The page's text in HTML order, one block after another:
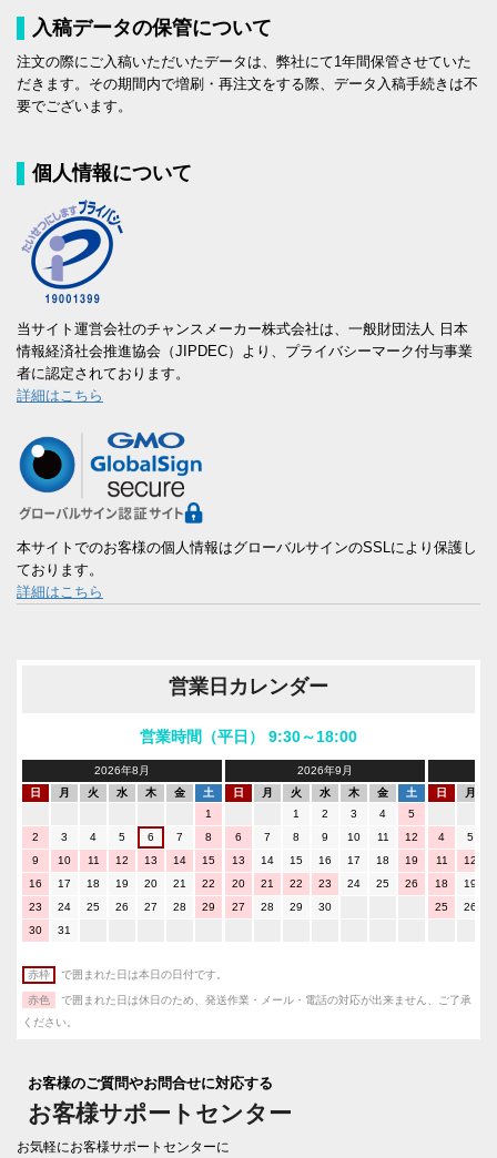
入稿データの保管について
注文の際にご入稿いただいたデータは、弊社にて1年間保管させていた
だきます。その期間内で増刷・再注文をする際、データ入稿手続きは不
要でございます。
個人情報について
当サイト運営会社のチャンスメーカー株式会社は、一般財団法人 日本
情報経済社会推進協会（JIPDEC）より、プライバシーマーク付与事業
者に認定されております。
詳細はこちら
本サイトでのお客様の個人情報はグローバルサインのSSLにより保護し
ております。
詳細はこちら
営業日カレンダー
営業時間（平日） 9:30～18:00
2026年8月
日
月 火 水 木 金
土
1
2
3 4 5 6 7
8
9
10 11 12 13 14
15
16
17 18 19 20 21
22
23
24 25 26 27 28
29
30
31
2026年9月
日
月 火 水 木 金
土
1
2 3 4
5
6
7 8 9 10 11
12
13
14 15 16 17 18
19
20
21 22 23 24 25
26
27
28 29 30
日 月
4 5
11
12
18
19
25
26
赤枠 で囲まれた日は本日の日付です。
赤色
で囲まれた日は休日のため、発送作業・メール・電話の対応が出来ません、ご了承
ください。
お客様のご質問やお問合せに対応する
お客様サポートセンター
お気軽にお客様サポートセンターに